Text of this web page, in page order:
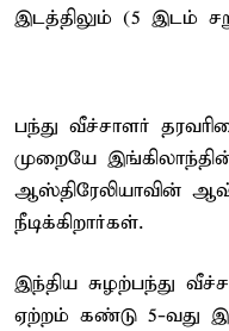
இடத்திலும் (5 இடம்
பந்து வீச்சாளர்
முறையே
ஆஸ்திரேலியாவின்
நீடிக்கிறார்கள்.
இந்திய சுழற்பந்து
ஏற்றம் கண்டு 5-வது